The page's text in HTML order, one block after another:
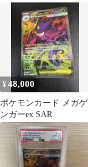
¥48,000
ポケモンカード メガゲ
ンガーex SAR